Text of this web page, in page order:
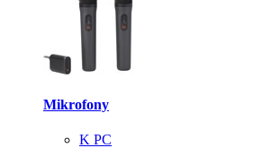
Mikrofony
K PC